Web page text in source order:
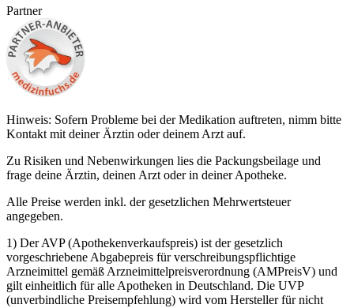
Partner
Hinweis: Sofern Probleme bei der Medikation auftreten, nimm bitte
Kontakt mit deiner Ärztin oder deinem Arzt auf.
Zu Risiken und Nebenwirkungen lies die Packungsbeilage und
frage deine Ärztin, deinen Arzt oder in deiner Apotheke.
Alle Preise werden inkl. der gesetzlichen Mehrwertsteuer
angegeben.
1) Der AVP (Apothekenverkaufspreis) ist der gesetzlich
vorgeschriebene Abgabepreis für verschreibungspflichtige
Arzneimittel gemäß Arzneimittelpreisverordnung (AMPreisV) und
gilt einheitlich für alle Apotheken in Deutschland. Die UVP
(unverbindliche Preisempfehlung) wird vom Hersteller für nicht